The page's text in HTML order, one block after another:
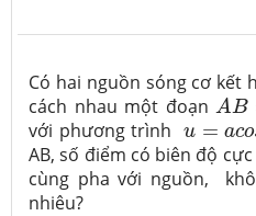
Có hai nguồn sóng cơ kết
cách nhau một đoạnAB
AB=
với phương trìnhu = aco
u=acos
AB, số điểm có biên độ
cùng pha với nguồn,
nhiêu?